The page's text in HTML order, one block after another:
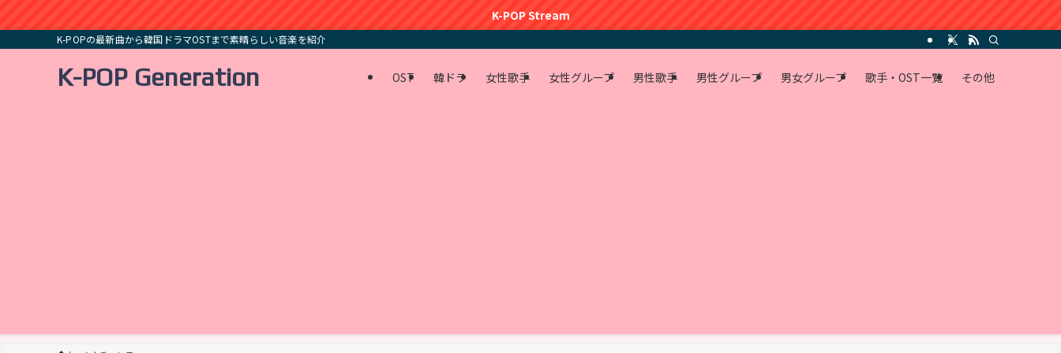
K-POP Stream
K-POPの最新曲から韓国ドラマOSTまで素晴らしい音楽を紹介
K-POP Generation OST 韓ドラ 女性歌手 女性グループ 男性歌手 男性グループ 男女グループ 歌手・OST一覧 その他